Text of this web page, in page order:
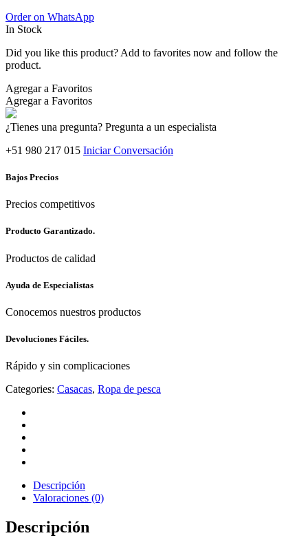
Order on WhatsApp
In Stock
Did you like this product? Add to favorites now and follow the
product.
Agregar a Favoritos
Agregar a Favoritos
¿Tienes una pregunta? Pregunta a un especialista
+51 980 217 015 Iniciar Conversación
Bajos Precios
Precios competitivos
Producto Garantizado.
Productos de calidad
Ayuda de Especialistas
Conocemos nuestros productos
Devoluciones Fáciles.
Rápido y sin complicaciones
Categories: Casacas, Ropa de pesca
Descripción
Valoraciones (0)
Descripción